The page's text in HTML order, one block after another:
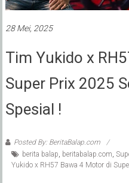
28 Mei, 2025
Tim Yukido x
Super Prix 2025
Spesial !
Posted By: BeritaBalap.com
berita balap, beritabalap.com,
Yukido x RH57 Bawa 4 Motor di